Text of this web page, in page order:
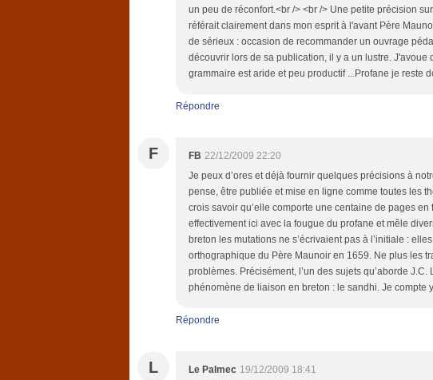
un peu de réconfort.<br /> <br /> Une petite précision
référait clairement dans mon esprit à l'avant Père
de sérieux : occasion de recommander un ouvrage
découvrir lors de sa publication, il y a un lustre.
grammaire est aride et peu productif ...Profane je reste
Répondre
F FB 22/12/2009 22:20
Je peux d’ores et déjà fournir quelques précisions à
pense, être publiée et mise en ligne comme toutes les
crois savoir qu’elle comporte une centaine de pages
effectivement ici avec la fougue du profane et mêle
breton les mutations ne s’écrivaient pas à l’initiale :
orthographique du Père Maunoir en 1659. Ne plus les
problèmes. Précisément, l’un des sujets qu’aborde
phénomène de liaison en breton : le sandhi. Je compte
Répondre
L Le Palmec 19/12/2009 18:41